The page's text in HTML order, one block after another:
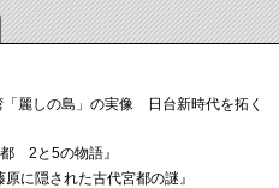
麗しの島」の実像 日台新時代を拓く「3
2と5の物語』
に隠された古代宮都の謎』